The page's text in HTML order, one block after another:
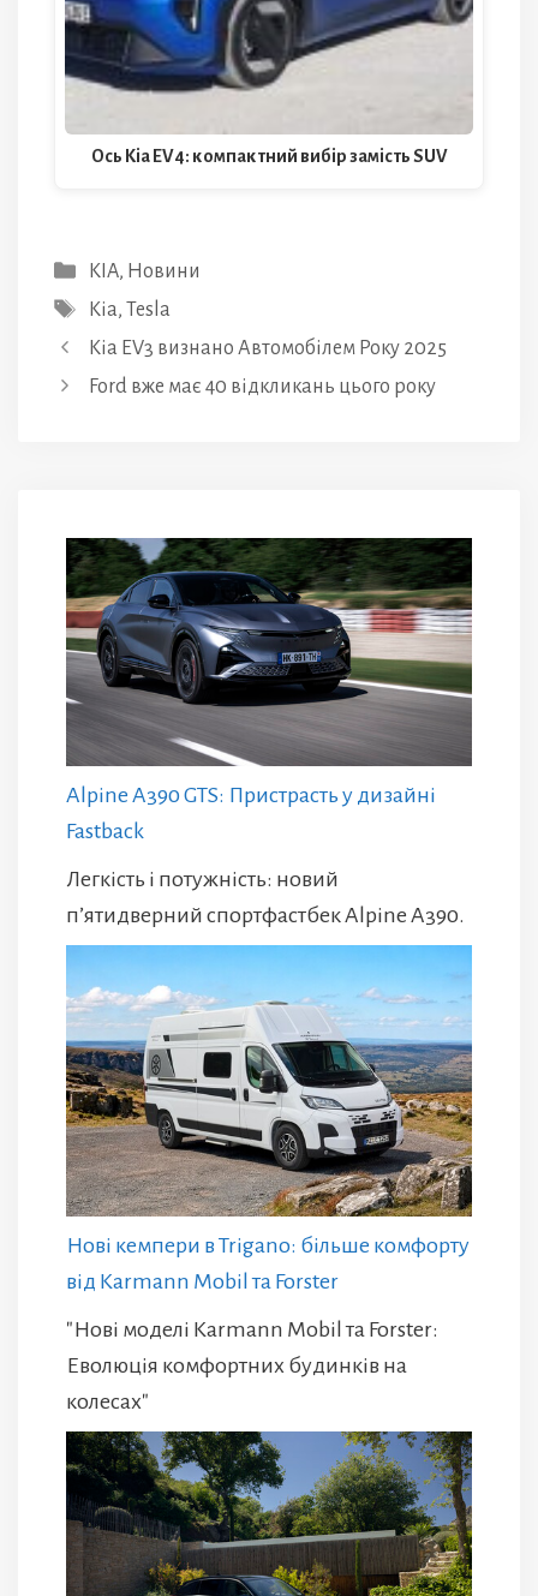
Ось Kia EV4: компактний вибір замість SUV
Категорії
KIA, Новини
Позначки
Kia,
Tesla
Kia EV3 визнано Автомобілем Року 2025
Ford вже має 40 відкликань цього року
Alpine A390 GTS: Пристрасть у дизайні
Fastback
Легкість і потужність: новий
п’ятидверний спортфастбек Alpine A390.
Нові кемпери в Trigano: більше комфорту
від Karmann Mobil та Forster
"Нові моделі Karmann Mobil та Forster:
Еволюція комфортних будинків на
колесах"